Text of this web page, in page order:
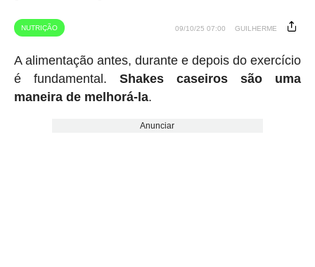
NUTRIÇÃO 09/10/25 07:00 GUILHERME
A alimentação antes, durante e depois do exercício
é fundamental. Shakes caseiros são uma
maneira de melhorá-la.
Anunciar